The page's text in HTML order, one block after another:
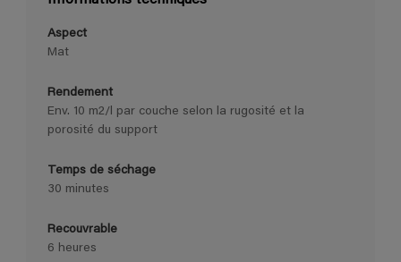
Aspect
Mat
Rendement
Env. 10 m2/l par couche selon la rugosité et la
porosité du support
Temps de séchage
30 minutes
Recouvrable
6 heures